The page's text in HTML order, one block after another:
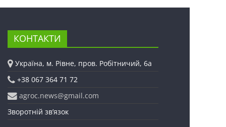
КОНТАКТИ
Україна, м. Рівне, пров. Робітничий, 6а
+38 067 364 71 72
agroc.news@gmail.com
Зворотній зв’язок